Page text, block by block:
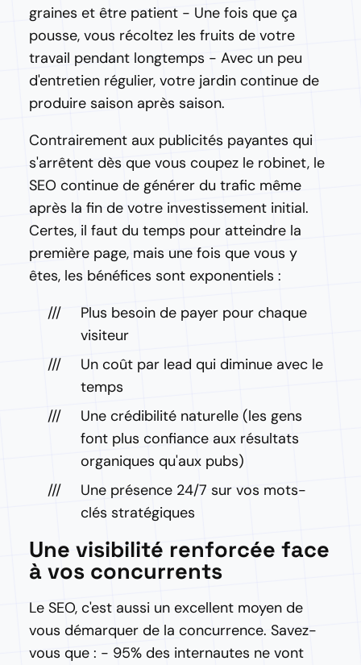
graines et être patient - Une fois que ça
pousse, vous récoltez les fruits de votre
travail pendant longtemps - Avec un peu
d'entretien régulier, votre jardin continue de
produire saison après saison.
Contrairement aux publicités payantes qui
s'arrêtent dès que vous coupez le robinet, le
SEO continue de générer du trafic même
après la fin de votre investissement initial.
Certes, il faut du temps pour atteindre la
première page, mais une fois que vous y
êtes, les bénéfices sont exponentiels :
Plus besoin de payer pour chaque
visiteur
Un coût par lead qui diminue avec le
temps
Une crédibilité naturelle (les gens
font plus confiance aux résultats
organiques qu'aux pubs)
Une présence 24/7 sur vos mots-
clés stratégiques
Une visibilité renforcée face
à vos concurrents
Le SEO, c'est aussi un excellent moyen de
vous démarquer de la concurrence. Savez-
vous que : - 95% des internautes ne vont